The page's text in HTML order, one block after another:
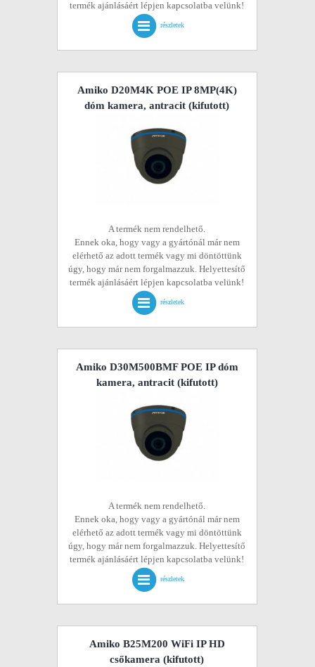
termék ajánlásáért lépjen kapcsolatba velünk!
részletek
Amiko D20M4K POE IP 8MP(4K)
dóm kamera, antracit (kifutott)
A termék nem rendelhető.
Ennek oka, hogy vagy a gyártónál már nem
elérhető az adott termék vagy mi döntöttünk
úgy, hogy már nem forgalmazzuk. Helyettesítő
termék ajánlásáért lépjen kapcsolatba velünk!
részletek
Amiko D30M500BMF POE IP dóm
kamera, antracit(kifutott)
A termék nem rendelhető.
Ennek oka, hogy vagy a gyártónál már nem
elérhető az adott termék vagy mi döntöttünk
úgy, hogy már nem forgalmazzuk. Helyettesítő
termék ajánlásáért lépjen kapcsolatba velünk!
részletek
Amiko B25M200 WiFi IP HD
csőkamera (kifutott)